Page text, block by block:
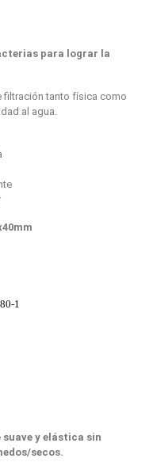
para lograr la
filtración tanto física como
al agua.
y elástica sin
secos.